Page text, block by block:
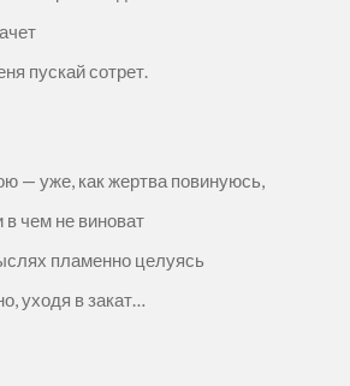
пускай сотрет.
— уже, как жертва повинуюсь,
в чем не виноват
пламенно целуясь
уходя в закат…